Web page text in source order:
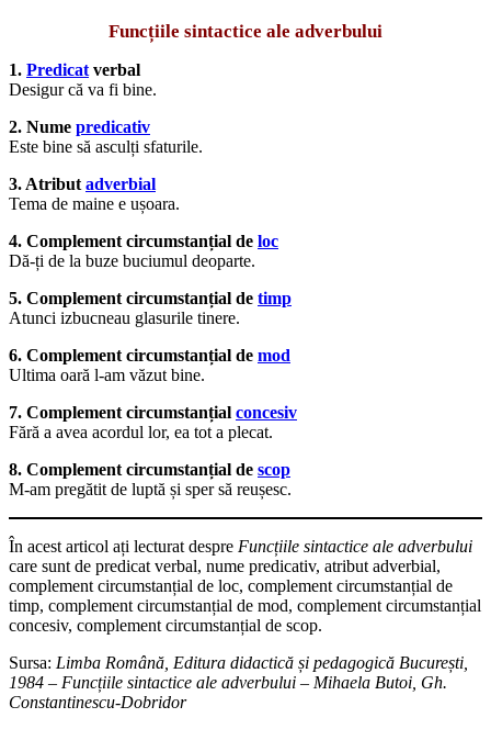
Funcțiile sintactice ale adverbului
1. Predicat verbal
Desigur că va fi bine.
2. Nume predicativ
Este bine să asculți sfaturile.
3. Atribut adverbial
Tema de maine e ușoara.
4. Complement circumstanțial de loc
Dă-ți de la buze buciumul deoparte.
5. Complement circumstanțial de timp
Atunci izbucneau glasurile tinere.
6. Complement circumstanțial de mod
Ultima oară l-am văzut bine.
7. Complement circumstanțial concesiv
Fără a avea acordul lor, ea tot a plecat.
8. Complement circumstanțial de scop
M-am pregătit de luptă și sper să reușesc.
În acest articol ați lecturat despre Funcțiile sintactice ale adverbului
care sunt de predicat verbal, nume predicativ, atribut adverbial,
complement circumstanțial de loc, complement circumstanțial de
timp, complement circumstanțial de mod, complement circumstanțial
concesiv, complement circumstanțial de scop.
Sursa: Limba Română, Editura didactică și pedagogică București,
1984 – Funcțiile sintactice ale adverbului – Mihaela Butoi, Gh.
Constantinescu-Dobridor